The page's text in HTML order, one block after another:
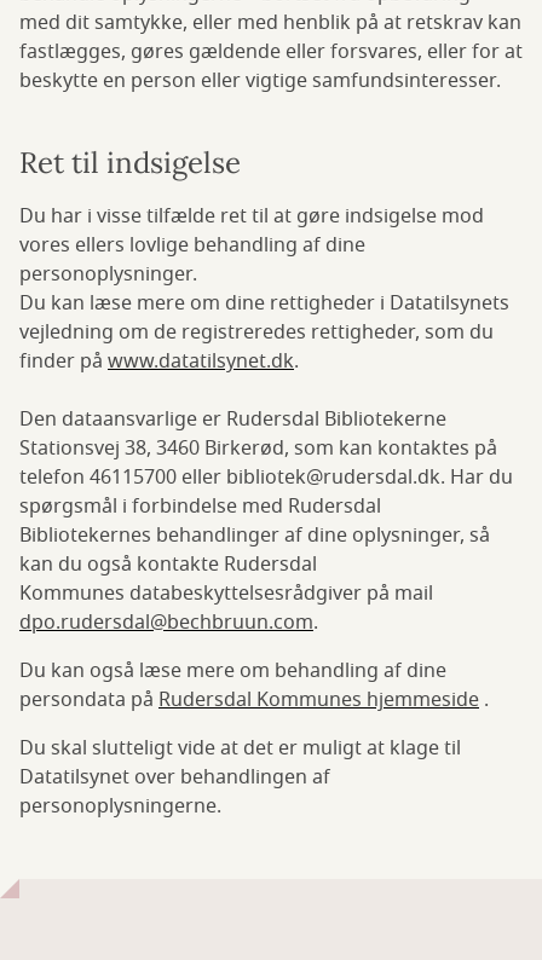
med dit samtykke, eller med henblik på at retskrav kan
fastlægges, gøres gældende eller forsvares, eller for at
beskytte en person eller vigtige samfundsinteresser.
Ret til indsigelse
Du har i visse tilfælde ret til at gøre indsigelse mod
vores ellers lovlige behandling af dine
personoplysninger.
Du kan læse mere om dine rettigheder i Datatilsynets
vejledning om de registreredes rettigheder, som du
finder på www.datatilsynet.dk.
Den dataansvarlige er Rudersdal Bibliotekerne
Stationsvej 38, 3460 Birkerød, som kan kontaktes på
telefon 46115700 eller bibliotek@rudersdal.dk. Har du
spørgsmål i forbindelse med Rudersdal
Bibliotekernes behandlinger af dine oplysninger, så
kan du også kontakte Rudersdal
Kommunes databeskyttelsesrådgiver på mail
dpo.rudersdal@bechbruun.com.
Du kan også læse mere om behandling af dine
persondata på Rudersdal Kommunes hjemmeside .
Du skal slutteligt vide at det er muligt at klage til
Datatilsynet over behandlingen af
personoplysningerne.